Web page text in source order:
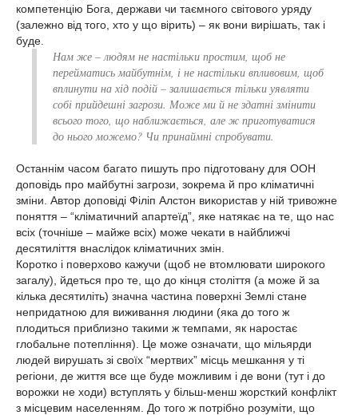
компетенцію Бога, держави чи таємного світового уряду
(залежно від того, хто у що вірить) – як вони вирішать, так і
буде.
Нам же – людям не настільки простим, щоб не
перейматись майбутнім, і не настільки впливовим, щоб
вплинути на хід подій – залишається тільки уявляти
собі прийдешні загрози. Може ми й не здатні змінити
всього того, що наближається, але ж приготуватися
до нього можемо? Чи принаймні спробувати.
Останнім часом багато пишуть про підготовану для ООН
доповідь про майбутні загрози, зокрема й про кліматичні
зміни. Автор доповіді Філіп Алстон використав у ній тривожне
поняття – “кліматичний апартеїд”, яке натякає на те, що нас
всіх (точніше – майже всіх) може чекати в найближчі
десятиліття внаслідок кліматичних змін.
Коротко і поверхово кажучи (щоб не втомлювати широкого
загалу), йдеться про те, що до кінця століття (а може й за
кілька десятиліть) значна частина поверхні Землі стане
непридатною для виживання людини (яка до того ж
плодиться приблизно такими ж темпами, як наростає
глобальне потепління). Це може означати, що мільярди
людей вирушать зі своїх “мертвих” місць мешкання у ті
регіони, де життя все ще буде можливим і де вони (тут і до
ворожки не ходи) вступлять у більш-менш жорсткий конфлікт
з місцевим населенням. До того ж потрібно розуміти, що